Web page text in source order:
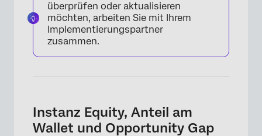
überprüfen oder aktualisieren
möchten, arbeiten Sie mit Ihrem
Implementierungspartner
zusammen.
Instanz Equity, Anteil am
Wallet und Opportunity Gap